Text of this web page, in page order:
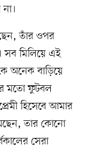
তাঁর ওপর
মিলিয়ে এই
অনেক বাড়িয়ে
মতো ফুটবল
হিসেবে আমার
তার কোনো
সেরা